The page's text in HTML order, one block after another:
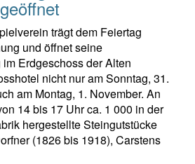
trägt dem Feiertag
und öffnet seine
Erdgeschoss der Alten
nicht nur am Sonntag, 31.
am Montag, 1. November. An
14 bis 17 Uhr ca. 1 000 in der
hergestellte Steingutstücke
(1826 bis 1918), Carstens